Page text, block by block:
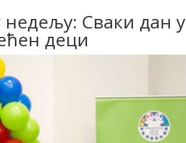
Сваки дан у
деци